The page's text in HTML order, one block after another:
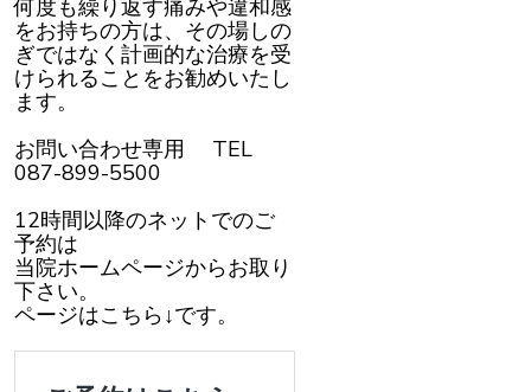
何度も繰り返す痛みや違和感
をお持ちの方は、その場しの
ぎではなく計画的な治療を受
けられることをお勧めいたし
ます。
お問い合わせ専用 TEL
087-899-5500
12時間以降のネットでのご
予約は
当院ホームページからお取り
下さい。
ページはこちら↓です。